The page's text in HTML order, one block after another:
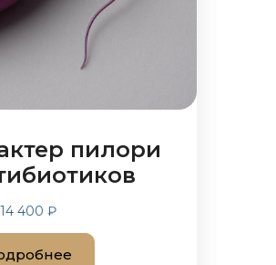
пилори
14 400 ₽